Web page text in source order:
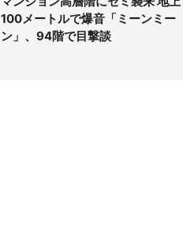
100メートルで爆音「ミーンミー
ン」、94階で目撃談